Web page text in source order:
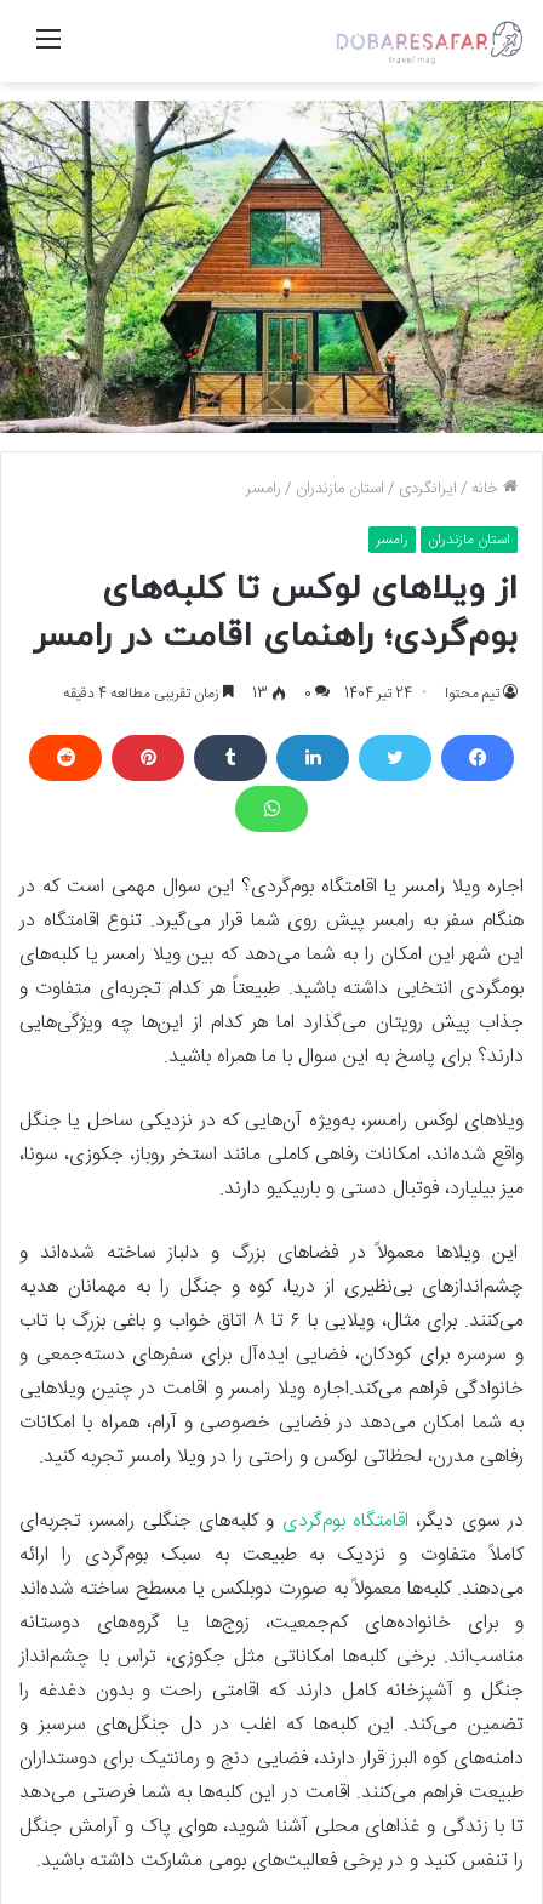
منو
خانه /ایرانگردی /استان مازندران /رامسر
استان مازندران رامسر
از ویلاهای لوکس تا کلبه‌های
بوم‌گردی؛ راهنمای اقامت در رامسر
تیم محتوا 24 تیر 1404 0
13 زمان تقریبی مطالعه 4 دقیقه
اجاره ویلا رامسر یا اقامتگاه بوم‌گردی؟ این سوال مهمی است که در
هنگام سفر به رامسر پیش روی شما قرار می‌گیرد. تنوع اقامتگاه در
این شهر این امکان را به شما می‌دهد که بین ویلا رامسر یا کلبه‌های
بو‌مگردی انتخابی داشته باشید. طبیعتاً هر کدام تجربه‌ای متفاوت و
جذاب پیش رویتان می‌گذارد اما هر کدام از این‌ها چه ویژگی‌هایی
دارند؟ برای پاسخ به این سوال با ما همراه باشید.
ویلاهای لوکس رامسر، به‌ویژه آن‌هایی که در نزدیکی ساحل یا جنگل
واقع شده‌اند، امکانات رفاهی کاملی مانند استخر روباز، جکوزی، سونا،
میز بیلیارد، فوتبال دستی و باربیکیو دارند.
این ویلاها معمولاً در فضاهای بزرگ و دلباز ساخته شده‌اند و
چشم‌اندازهای بی‌نظیری از دریا، کوه و جنگل را به مهمانان هدیه
می‌کنند. برای مثال، ویلایی با ۶ تا ۸ اتاق خواب و باغی بزرگ با تاب
و سرسره برای کودکان، فضایی ایده‌آل برای سفرهای دسته‌جمعی و
خانوادگی فراهم می‌کند.اجاره ویلا رامسر و اقامت در چنین ویلاهایی
به شما امکان می‌دهد در فضایی خصوصی و آرام، همراه با امکانات
رفاهی مدرن، لحظاتی لوکس و راحتی را در ویلا رامسر تجربه کنید.
در سوی دیگر، اقامتگاه‌ بوم‌گردی و کلبه‌های جنگلی رامسر، تجربه‌ای
کاملاً متفاوت و نزدیک به طبیعت به سبک بوم‌گردی را ارائه
می‌دهند. کلبه‌ها معمولاً به صورت دوبلکس یا مسطح ساخته شده‌اند
و برای خانواده‌های کم‌جمعیت، زوج‌ها یا گروه‌های دوستانه
مناسب‌اند. برخی کلبه‌ها امکاناتی مثل جکوزی، تراس با چشم‌انداز
جنگل و آشپزخانه کامل دارند که اقامتی راحت و بدون دغدغه را
تضمین می‌کند. این کلبه‌ها که اغلب در دل جنگل‌های سرسبز و
دامنه‌های کوه البرز قرار دارند، فضایی دنج و رمانتیک برای دوستداران
طبیعت فراهم می‌کنند. اقامت در این کلبه‌ها به شما فرصتی می‌دهد
تا با زندگی و غذاهای محلی آشنا شوید، هوای پاک و آرامش جنگل
را تنفس کنید و در برخی فعالیت‌های بومی مشارکت داشته باشید.